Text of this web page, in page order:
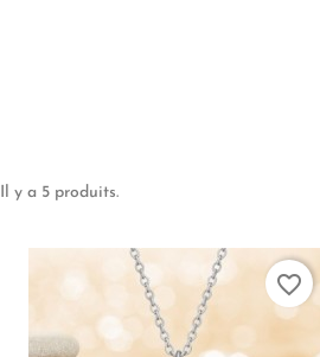
Il y a 5 produits.
favorite_border